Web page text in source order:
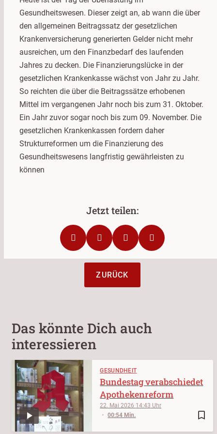
Gesundheitswesen. Dieser zeigt an, ab wann die über
den allgemeinen Beitragssatz der gesetzlichen
Krankenversicherung generierten Gelder nicht mehr
ausreichen, um den Finanzbedarf des laufenden
Jahres zu decken. Die Finanzierungslücke in der
gesetzlichen Krankenkasse wächst von Jahr zu Jahr.
So reichten die über die Beitragssätze erhobenen
Mittel im vergangenen Jahr noch bis zum 31. Oktober.
Ein Jahr zuvor sogar noch bis zum 09. November. Die
gesetzlichen Krankenkassen fordern daher
Strukturreformen um die Finanzierung des
Gesundheitswesens langfristig gewährleisten zu
können
ZURÜCK
Das könnte Dich auch
interessieren
GESUNDHEIT
bookmark_border
22. Mai 2026 14:43
00:54 Min.
Bundestag verabschiedet
Apothekenreform